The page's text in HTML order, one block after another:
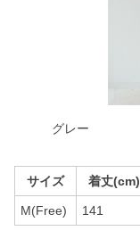
グレー
サイズ 着丈(cm)
M(Free) 141